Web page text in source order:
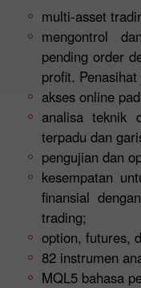
multi-asset
mengontrol
pending order
profit.
akses online
analisa teknik
terpadu dan
pengujian dan
kesempatan
finansial
trading;
option, futures,
82 instrumen
MQL5 bahasa